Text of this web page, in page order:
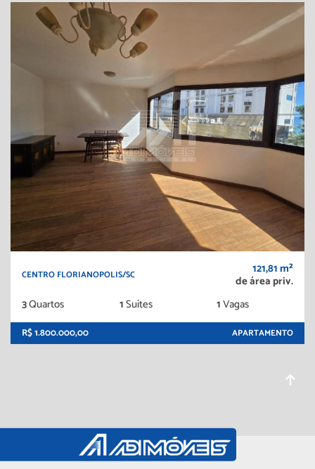
CENTRO FLORIANOPOLIS/SC 121,81 m²
de área priv.
3Quartos 1Suítes 1Vagas
R$ 1.800.000,00 APARTAMENTO